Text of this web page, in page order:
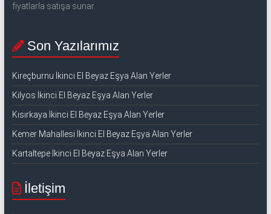
fiyatlarla satışa sunar
Son Yazılarımız
Kireçburnu İkinci El Beyaz Eşya Alan Yerler
Kilyos İkinci El Beyaz Eşya Alan Yerler
Kısırkaya İkinci El Beyaz Eşya Alan Yerler
Kemer Mahallesi İkinci El Beyaz Eşya Alan Yerler
Kartaltepe İkinci El Beyaz Eşya Alan Yerler
İletişim